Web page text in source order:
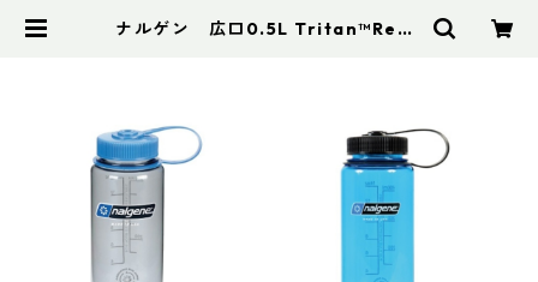
ナルゲン 広口0.5L Tritan™Rene